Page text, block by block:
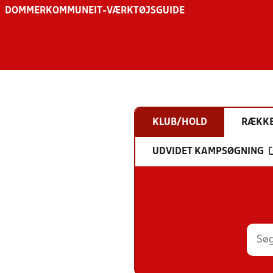
DOMMER KOMMUNE IT-VÆRKTØJSGUIDE
KLUB/HOLD
UDVIDET KAMPSØGNING